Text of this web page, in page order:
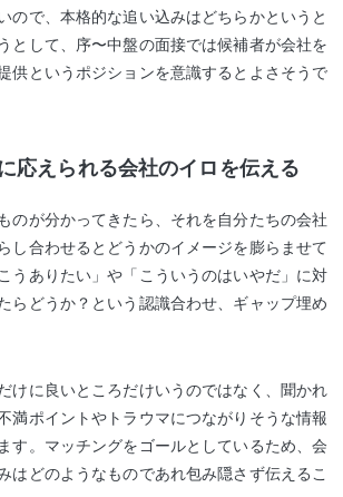
ので、本格的な追い込みはどちらかというと
として、序〜中盤の面接では候補者が会社を
供というポジションを意識するとよさそうで
応えられる会社のイロを伝える
のが分かってきたら、それを自分たちの会社
し合わせるとどうかのイメージを膨らませて
うありたい」や「こういうのはいやだ」に対
らどうか？という認識合わせ、ギャップ埋め
けに良いところだけいうのではなく、聞かれ
満ポイントやトラウマにつながりそうな情報
す。マッチングをゴールとしているため、会
はどのようなものであれ包み隠さず伝えるこ